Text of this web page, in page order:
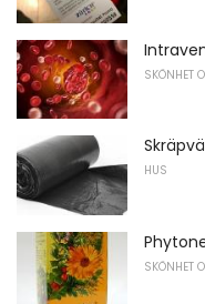
SKÖNHET
HUS
SKÖNHET